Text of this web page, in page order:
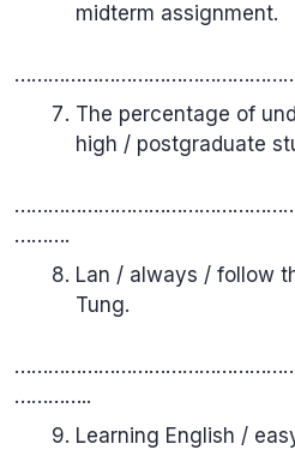
midterm assignment.
The percentage of
high / postgraduate
……….
Lan / always / follow
Tung.
…………..
Learning English /